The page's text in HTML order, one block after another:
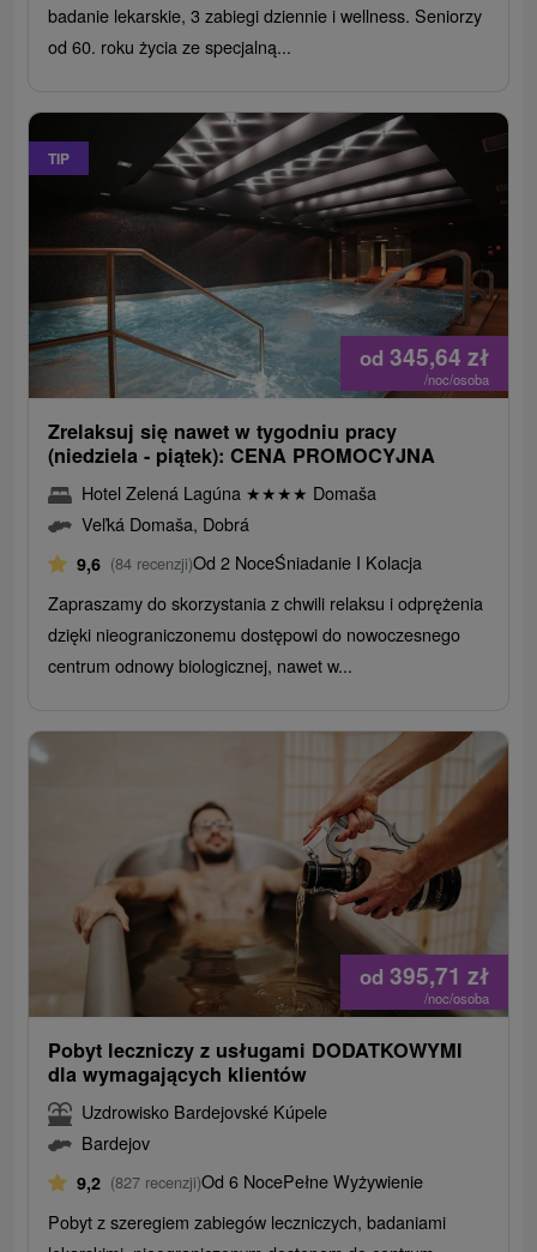
badanie lekarskie, 3 zabiegi dziennie i wellness. Seniorzy
od 60. roku życia ze specjalną...
TIP
od 345,64 zł
/noc/osoba
Zrelaksuj się nawet w tygodniu pracy
(niedziela - piątek): CENA PROMOCYJNA
Hotel Zelená Lagúna ★★★★ Domaša
Veľká Domaša, Dobrá
9,6 (84 recenzji)Od 2 NoceŚniadanie I Kolacja
Zapraszamy do skorzystania z chwili relaksu i odprężenia
dzięki nieograniczonemu dostępowi do nowoczesnego
centrum odnowy biologicznej, nawet w...
od 395,71 zł
/noc/osoba
Pobyt leczniczy z usługami DODATKOWYMI
dla wymagających klientów
Uzdrowisko Bardejovské Kúpele
Bardejov
9,2 (827 recenzji)Od 6 NocePełne Wyżywienie
Pobyt z szeregiem zabiegów leczniczych, badaniami